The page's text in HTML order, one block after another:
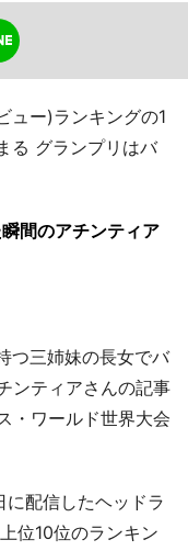
ュー)ランキングの1
る グランプリはバ
間のアチンティア
つ三姉妹の長女でバ
ンティアさんの記事
・ワールド世界大会
配信したヘッドラ
位10位のランキン